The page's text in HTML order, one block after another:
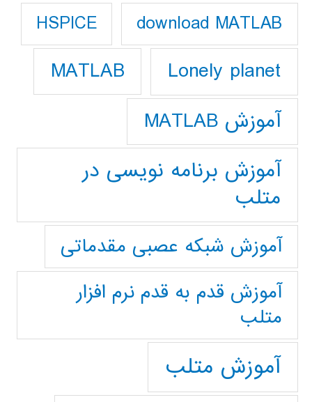
download MATLAB
HSPICE
Lonely planet
MATLAB
آموزش MATLAB
آموزش برنامه نویسی در
متلب
آموزش شبکه عصبی مقدماتی
آموزش قدم به قدم نرم افزار
متلب
آموزش متلب